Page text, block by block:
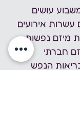
עושים
עשרות אירועים
מיזם נפשות.
חברתי
הנפש